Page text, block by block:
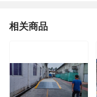
相关商品